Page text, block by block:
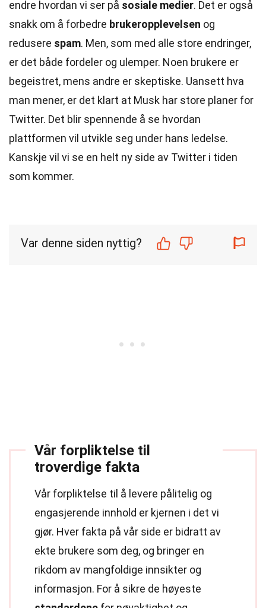
endre hvordan vi ser på sosiale medier. Det er også
snakk om å forbedre brukeropplevelsen og
redusere spam. Men, som med alle store endringer,
er det både fordeler og ulemper. Noen brukere er
begeistret, mens andre er skeptiske. Uansett hva
man mener, er det klart at Musk har store planer for
Twitter. Det blir spennende å se hvordan
plattformen vil utvikle seg under hans ledelse.
Kanskje vil vi se en helt ny side av Twitter i tiden
som kommer.
Var denne siden nyttig?
Vår forpliktelse til
troverdige fakta
Vår forpliktelse til å levere pålitelig og
engasjerende innhold er kjernen i det vi
gjør. Hver fakta på vår side er bidratt av
ekte brukere som deg, og bringer en
rikdom av mangfoldige innsikter og
informasjon. For å sikre de høyeste